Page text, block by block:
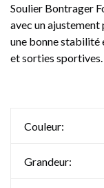
Soulier Bontrager
avec un
une bonne stabilité
et sorties sportives.
Couleur:
Grandeur: